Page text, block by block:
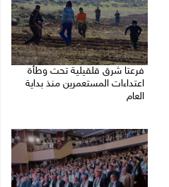
فرعتا شرق قلقيلية تحت وطأة
اعتداءات المستعمرين منذ بداية
العام